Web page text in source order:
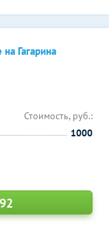
Гагарина
Стоимость, руб.:
1000